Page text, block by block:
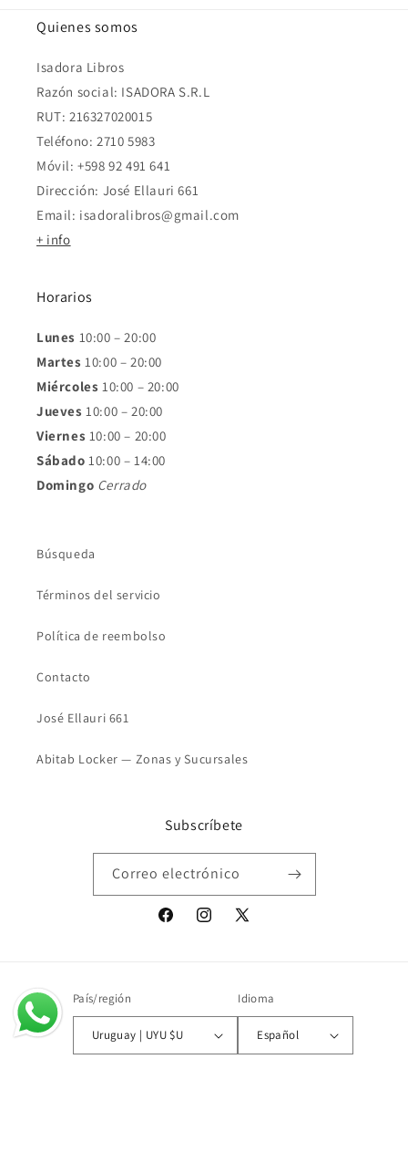
Quienes somos
Isadora Libros
Razón social: ISADORA S.R.L
RUT: 216327020015
Teléfono: 2710 5983
Móvil: +598 92 491 641
Dirección: José Ellauri 661
Email: isadoralibros@gmail.com
+ info
Horarios
Lunes 10:00 – 20:00
Martes 10:00 – 20:00
Miércoles 10:00 – 20:00
Jueves 10:00 – 20:00
Viernes 10:00 – 20:00
Sábado 10:00 – 14:00
Domingo Cerrado
Búsqueda
Términos del servicio
Política de reembolso
Contacto
José Ellauri 661
Abitab Locker — Zonas y Sucursales
Subscríbete
Correo electrónico
FacebookInstagram
X
País/región
Uruguay | UYU $U
Idioma
Español